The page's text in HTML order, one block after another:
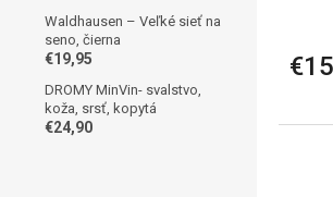
Waldhausen – Veľké sieť na
seno, čierna
€19,95
DROMY MinVin- svalstvo,
koža, srsť, kopytá
€24,90